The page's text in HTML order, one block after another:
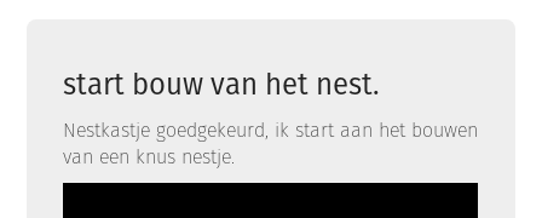
start bouw van het nest.
Nestkastje goedgekeurd, ik start aan het bouwen
van een knus nestje.